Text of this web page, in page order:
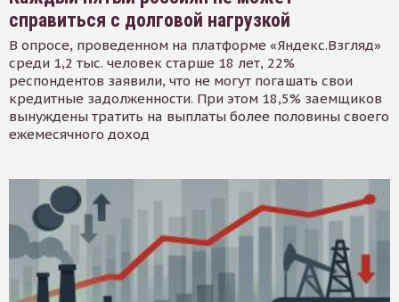
справиться с долговой нагрузкой
В опросе, проведенном на платформе «Яндекс.Взгляд»
среди 1,2 тыс. человек старше 18 лет, 22%
респондентов заявили, что не могут погашать свои
кредитные задолженности. При этом 18,5% заемщиков
вынуждены тратить на выплаты более половины своего
ежемесячного доход